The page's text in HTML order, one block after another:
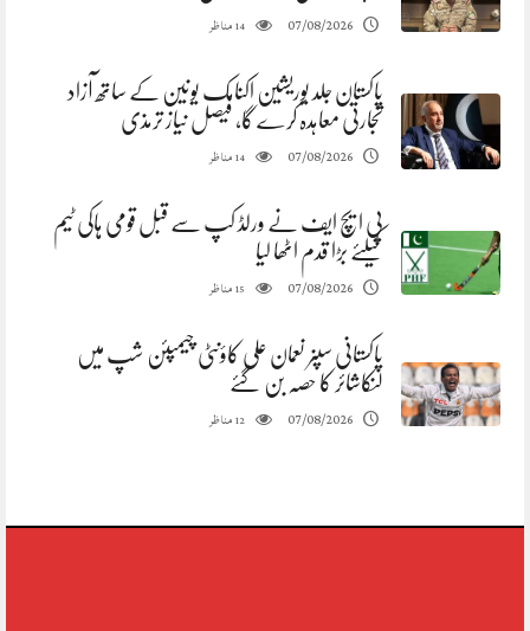
07/08/2026
14مناظر
پاکستان جلد یوریشین اکنامک یونین کے ساتھ آزاد
تجارتی معاہدہ کرے گا، فیصل نیاز ترمذی
07/08/2026
14مناظر
پی ایچ ایف نے ورلڈ کپ سے قبل قومی ہاکی ٹیم
کیلئے بڑا قدم اٹھا لیا
07/08/2026
15مناظر
پاکستانی سپنر نعمان علی کاؤنٹی چیمپئن شپ میں
لنکاشائر کا حصہ بن گئے
07/08/2026
12مناظر